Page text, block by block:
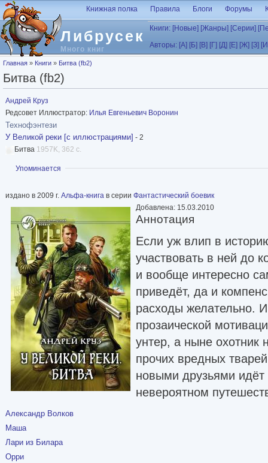
Перейти к основному содержанию
Либрусек
Много книг
Книжная полка Правила Блоги Форумы
Книги: [Новые] [Жанры] [Серии]
Авторы: [А] [Б] [В] [Г] [Д] [Е] [Ж] [З]
Вы здесь
Главная » Книги » Битва (fb2)
Битва (fb2)
Андрей Круз
Редсовет Иллюстратор: Илья Евгеньевич Воронин
Технофэнтези
У Великой реки [с иллюстрациями] - 2
Битва 1957K, 362 с.
Показать
Упоминается
издано в 2009 г. Альфа-книга в серии Фантастический боевик
Добавлена: 15.03.2010
Аннотация
Если уж влип в
участвовать в ней до
и вообще интересно
приведёт, да и
расходы желательно.
прозаической
унтер, а ныне охотник
прочих вредных
новыми друзьями
невероятном
Александр Волков
Маша
Лари из Билара
Орри